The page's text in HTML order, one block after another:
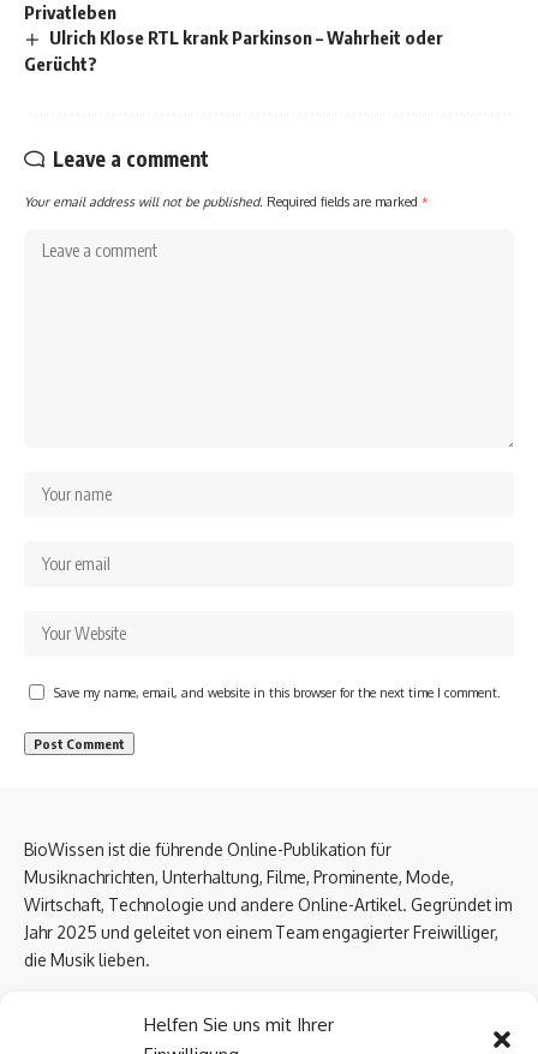
Helfen Sie uns mit Ihrer
Privatleben
Ulrich Klose RTL krank Parkinson – Wahrheit oder
Gerücht?
Leave a comment
Your email address will not be published. Required fields are marked *
Save my name, email, and website in this browser for the next time I comment.
BioWissen ist die führende Online-Publikation für
Musiknachrichten, Unterhaltung, Filme, Prominente, Mode,
Wirtschaft, Technologie und andere Online-Artikel. Gegründet im
Jahr 2025 und geleitet von einem Team engagierter Freiwilliger,
die Musik lieben.